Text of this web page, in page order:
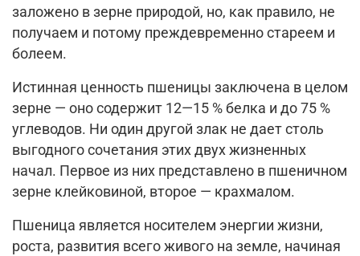
заложено в зерне природой, но, как правило, не
получаем и потому преждевременно стареем и
болеем.
Истинная ценность пшеницы заключена в целом
зерне — оно содержит 12—15 % белка и до 75 %
углеводов. Ни один другой злак не дает столь
выгодного сочетания этих двух жизненных
начал. Первое из них представлено в пшеничном
зерне клейковиной, второе — крахмалом.
Пшеница является носителем энергии жизни,
роста, развития всего живого на земле, начиная